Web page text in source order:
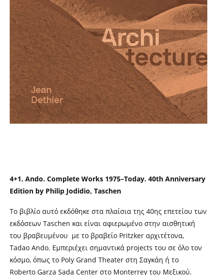
4+1. Ando. Complete Works 1975–Today. 40th Anniversary
Edition by Philip Jodidio, Taschen
To βιβλίο αυτό εκδόθηκε στα πλαίσια της 40ης επετείου των
εκδόσεων Taschen και είναι αφιερωμένο στην αισθητική
του βραβευμένου με το βραβείο Pritzker αρχιτέτονα,
Tadao Ando. Εμπεριέχει σημαντικά projects του σε όλο τον
κόσμο, όπως το Poly Grand Theater στη Σαγκάη ή το
Roberto Garza Sada Center στο Monterrey του Μεξικού.